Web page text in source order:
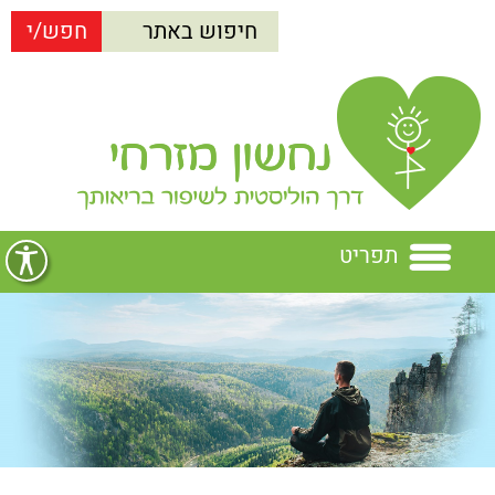
תפריט
בית
נחשון מזרחי
נחשון מזרחיהרצאות